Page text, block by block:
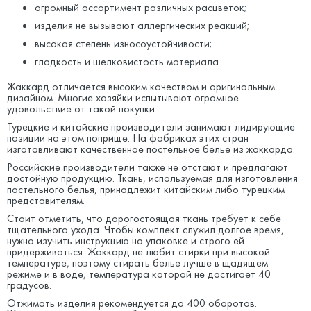
огромный ассортимент различных расцветок;
изделия не вызывают аллергических реакций;
высокая степень износоустойчивости;
гладкость и шелковистость материала.
Жаккард отличается высоким качеством и оригинальным
дизайном. Многие хозяйки испытывают огромное
удовольствие от такой покупки.
Турецкие и китайские производители занимают лидирующие
позиции на этом поприще. На фабриках этих стран
изготавливают качественное постельное белье из жаккарда.
Российские производители также не отстают и предлагают
достойную продукцию. Ткань, используемая для изготовления
постельного белья, принадлежит китайским либо турецким
представителям.
Стоит отметить, что дорогостоящая ткань требует к себе
тщательного ухода. Чтобы комплект служил долгое время,
нужно изучить инструкцию на упаковке и строго ей
придерживаться. Жаккард не любит стирки при высокой
температуре, поэтому стирать белье лучше в щадящем
режиме и в воде, температура которой не достигает 40
градусов.
Отжимать изделия рекомендуется до 400 оборотов.